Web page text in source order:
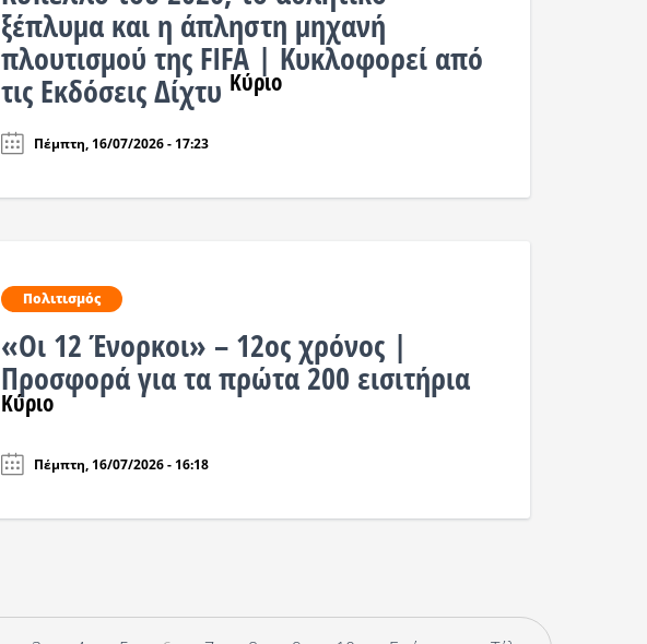
ξέπλυμα και η άπληστη μηχανή
πλουτισμού της FIFA | Κυκλοφορεί από
τις Εκδόσεις Δίχτυ Κύριο
Πέμπτη, 16/07/2026 - 17:23
Πολιτισμός
«Οι 12 Ένορκοι» – 12ος χρόνος |
Προσφορά για τα πρώτα 200 εισιτήρια
Κύριο
Πέμπτη, 16/07/2026 - 16:18